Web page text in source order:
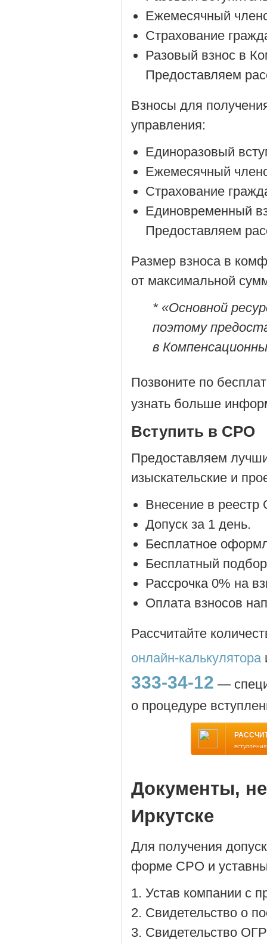
Ежемесячный
Страхование
Разовый взнос в
Предоставляем
Взносы для
управления:
Единоразовый
Ежемесячный
Страхование
Единовременный
Предоставляем
Размер взноса в
от максимальной
* «Основной
поэтому
в
Позвоните по
узнать больше
Вступить в СРО
Предоставляем
изыскательские и
Внесение в
Допуск за 1 день.
Бесплатное
Бесплатный
Рассрочка 0% на
Оплата взносов
Рассчитайте
онлайн-калькулятора
333-34-12 —
о процедуре
Документы,
Иркутске
Для получения
форме СРО и
Устав компании с
Cвидетельство о
Cвидетельство